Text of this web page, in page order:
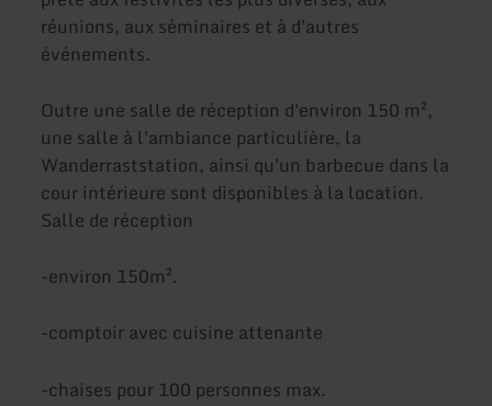
réunions, aux séminaires et à d'autres
événements.
Outre une salle de réception d'environ 150 m²,
une salle à l'ambiance particulière, la
Wanderraststation, ainsi qu'un barbecue dans la
cour intérieure sont disponibles à la location.
Salle de réception
-environ 150m².
-comptoir avec cuisine attenante
-chaises pour 100 personnes max.